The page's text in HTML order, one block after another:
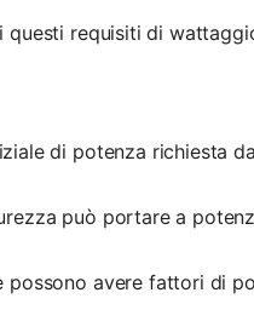
questi requisiti di
di potenza richiesta
può portare a
possono avere fattori di